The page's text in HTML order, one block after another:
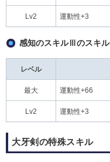
Lv2 運動性+3
感知のスキルⅢのスキル
レベル
最大 運動性+66
Lv2 運動性+3
大牙剣の特殊スキル